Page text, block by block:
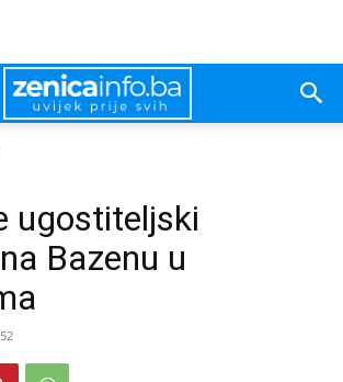
ugostiteljski
Bazenu u